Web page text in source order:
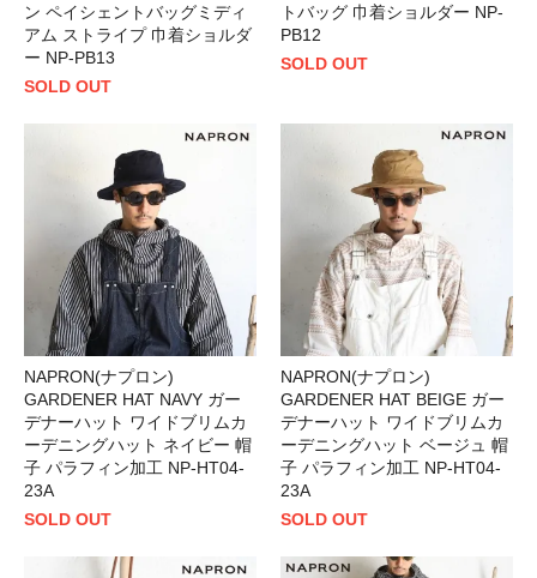
ン ペイシェントバッグミディ
アム ストライプ 巾着ショルダ
ー NP-PB13
SOLD OUT
トバッグ 巾着ショルダー NP-
PB12
SOLD OUT
NAPRON(ナプロン)
GARDENER HAT NAVY ガー
デナーハット ワイドブリムカ
ーデニングハット ネイビー 帽
子 パラフィン加工 NP-HT04-
23A
SOLD OUT
NAPRON(ナプロン)
GARDENER HAT BEIGE ガー
デナーハット ワイドブリムカ
ーデニングハット ベージュ 帽
子 パラフィン加工 NP-HT04-
23A
SOLD OUT